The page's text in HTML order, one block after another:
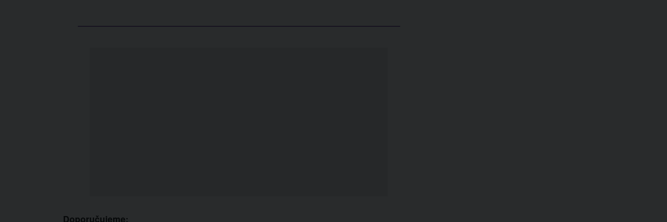
Doporučujeme: